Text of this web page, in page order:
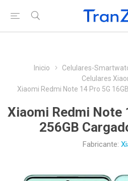
Inicio Celulares-
Celulares
Xiaomi Redmi Note 14 Pro 5G
Xiaomi Redmi Note
256GB
Fabricante: